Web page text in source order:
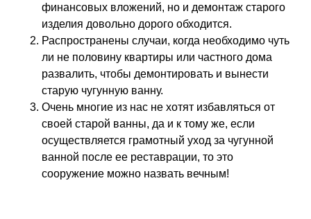
финансовых вложений, но и демонтаж старого
изделия довольно дорого обходится.
Распространены случаи, когда необходимо чуть
ли не половину квартиры или частного дома
развалить, чтобы демонтировать и вынести
старую чугунную ванну.
Очень многие из нас не хотят избавляться от
своей старой ванны, да и к тому же, если
осуществляется грамотный уход за чугунной
ванной после ее реставрации, то это
сооружение можно назвать вечным!